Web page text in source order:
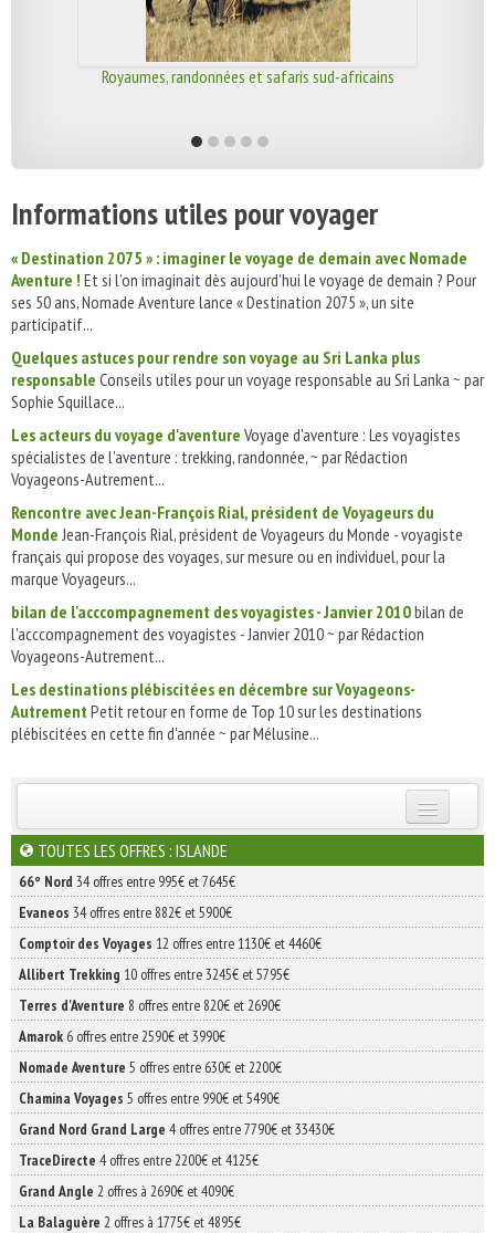
Royaumes, randonnées et safaris sud-africains
Informations utiles pour voyager
« Destination 2075 » : imaginer le voyage de demain avec Nomade
Aventure ! Et si l’on imaginait dès aujourd’hui le voyage de demain ? Pour
ses 50 ans, Nomade Aventure lance « Destination 2075 », un site
participatif...
Quelques astuces pour rendre son voyage au Sri Lanka plus
responsable Conseils utiles pour un voyage responsable au Sri Lanka ~ par
Sophie Squillace...
Les acteurs du voyage d'aventure Voyage d'aventure : Les voyagistes
spécialistes de l'aventure : trekking, randonnée, ~ par Rédaction
Voyageons-Autrement...
Rencontre avec Jean-François Rial, président de Voyageurs du
Monde Jean-François Rial, président de Voyageurs du Monde - voyagiste
français qui propose des voyages, sur mesure ou en individuel, pour la
marque Voyageurs...
bilan de l'acccompagnement des voyagistes - Janvier 2010bilan de
l'acccompagnement des voyagistes - Janvier 2010 ~ par Rédaction
Voyageons-Autrement...
Les destinations plébiscitées en décembre sur Voyageons-
Autrement Petit retour en forme de Top 10 sur les destinations
plébiscitées en cette fin d'année ~ par Mélusine...
INSCRIVEZ-VOUS | ABONNEZ-VOUS
TOUTES LES OFFRES : ISLANDE
66° Nord 34 offres entre 995€ et 7645€
Evaneos 34 offres entre 882€ et 5900€
Comptoir des Voyages 12 offres entre 1130€ et 4460€
Allibert Trekking 10 offres entre 3245€ et 5795€
Terres d'Aventure 8 offres entre 820€ et 2690€
Amarok 6 offres entre 2590€ et 3990€
Nomade Aventure 5 offres entre 630€ et 2200€
Chamina Voyages 5 offres entre 990€ et 5490€
Grand Nord Grand Large 4 offres entre 7790€ et 33430€
TraceDirecte 4 offres entre 2200€ et 4125€
Grand Angle 2 offres à 2690€ et 4090€
La Balaguère 2 offres à 1775€ et 4895€